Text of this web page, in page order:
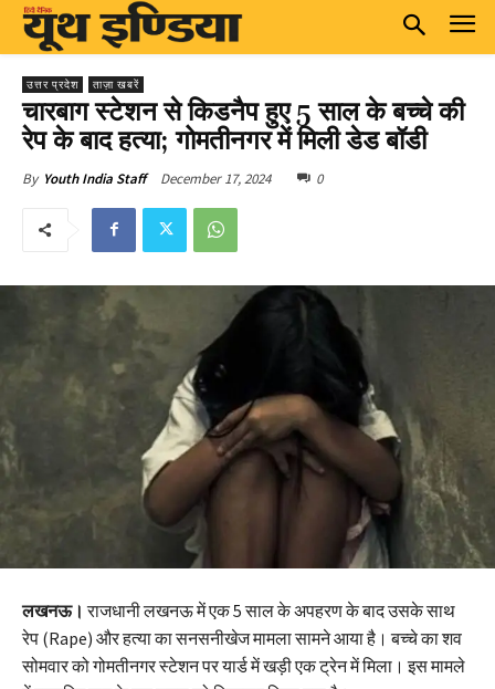
उत्तर प्रदेश ताज़ा खबरें
चारबाग स्टेशन से किडनैप हुए 5 साल के बच्चे की
रेप के बाद हत्या; गोमतीनगर में मिली डेड बॉडी
By Youth India Staff December 17, 2024 0
लखनऊ। राजधानी लखनऊ में एक 5 साल के अपहरण के बाद उसके साथ
रेप (Rape) और हत्या का सनसनीखेज मामला सामने आया है। बच्चे का शव
सोमवार को गोमतीनगर स्टेशन पर यार्ड में खड़ी एक ट्रेन में मिला। इस मामले